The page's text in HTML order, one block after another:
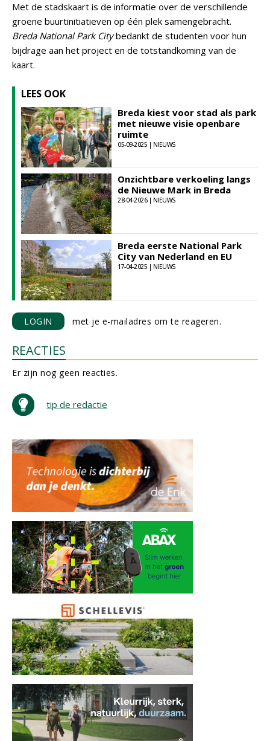
Met de stadskaart is de informatie over de verschillende
groene buurtinitiatieven op één plek samengebracht.
Breda National Park Citybedankt de studenten voor hun
bijdrage aan het project en de totstandkoming van de
kaart.
LEES OOK
Breda kiest voor stad als park
met nieuwe visie openbare
ruimte
05-09-2025 | NIEUWS
Onzichtbare verkoeling langs
de Nieuwe Mark in Breda
28-04-2026 | NIEUWS
Breda eerste National Park
City van Nederland en EU
17-04-2025 | NIEUWS
LOGIN met je e-mailadres om te reageren.
REACTIES
Er zijn nog geen reacties.
tip de redactie